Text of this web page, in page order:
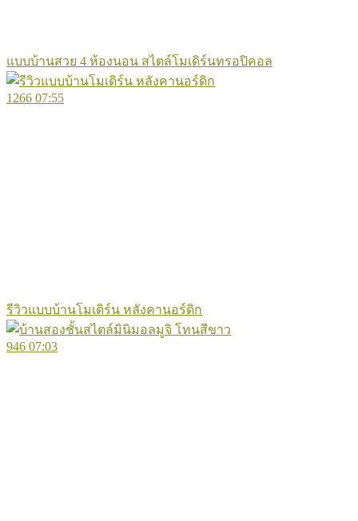
แบบบ้านสวย 4 ห้องนอน สไตล์โมเดิร์นทรอปิคอล
1266 07:55
รีวิวแบบบ้านโมเดิร์น หลังคานอร์ดิก
946 07:03